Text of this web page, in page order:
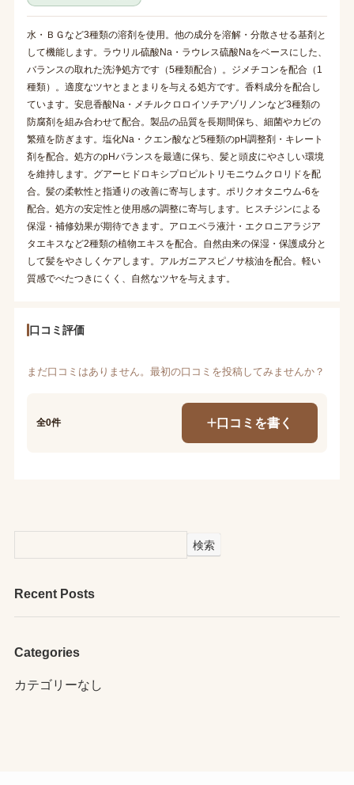
水・ＢＧなど3種類の溶剤を使用。他の成分を溶解・分散させる基剤と
して機能します。ラウリル硫酸Na・ラウレス硫酸Naをベースにした、
バランスの取れた洗浄処方です（5種類配合）。ジメチコンを配合（1
種類）。適度なツヤとまとまりを与える処方です。香料成分を配合し
ています。安息香酸Na・メチルクロロイソチアゾリノンなど3種類の
防腐剤を組み合わせて配合。製品の品質を長期間保ち、細菌やカビの
繁殖を防ぎます。塩化Na・クエン酸など5種類のpH調整剤・キレート
剤を配合。処方のpHバランスを最適に保ち、髪と頭皮にやさしい環境
を維持します。グアーヒドロキシプロピルトリモニウムクロリドを配
合。髪の柔軟性と指通りの改善に寄与します。ポリクオタニウム-6を
配合。処方の安定性と使用感の調整に寄与します。ヒスチジンによる
保湿・補修効果が期待できます。アロエベラ液汁・エクロニアラジア
タエキスなど2種類の植物エキスを配合。自然由来の保湿・保護成分と
して髪をやさしくケアします。アルガニアスピノサ核油を配合。軽い
質感でべたつきにくく、自然なツヤを与えます。
口コミ評価
まだ口コミはありません。最初の口コミを投稿してみませんか？
全0件 口コミを書く
検索
Recent Posts
Categories
カテゴリーなし